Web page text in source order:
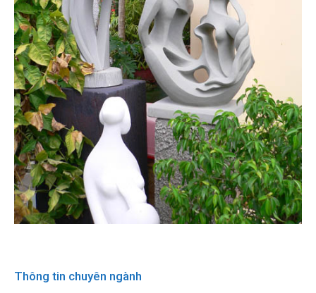
Thông tin chuyên ngành